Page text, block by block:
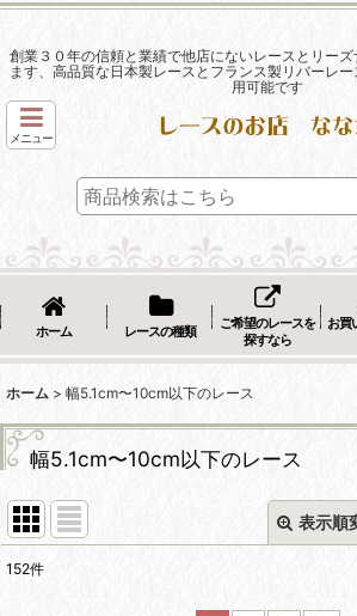
創業３０年の信頼と業績で他店にないレースとリー
ます、高品質な日本製レースとフランス製リバーレ
用可能です
メニュー
ホーム レースの種類
ご希望のレースを
探すなら
お買
ホーム > 幅5.1cm〜10cm以下のレース
幅5.1cm〜10cm以下のレース
表示順
152件